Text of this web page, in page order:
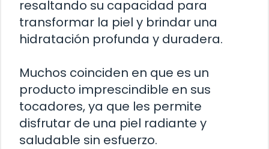
resaltando su capacidad para
transformar la piel y brindar una
hidratación profunda y duradera.
Muchos coinciden en que es un
producto imprescindible en sus
tocadores, ya que les permite
disfrutar de una piel radiante y
saludable sin esfuerzo.